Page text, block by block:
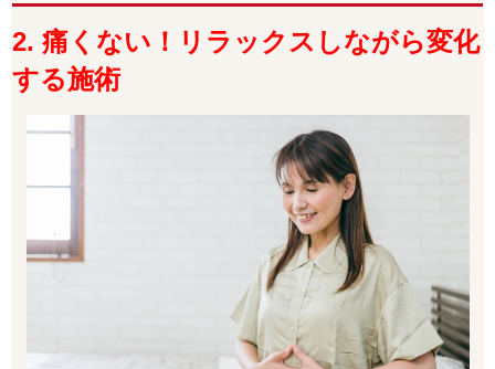
2. 痛くない！リラックスしながら変化
する施術